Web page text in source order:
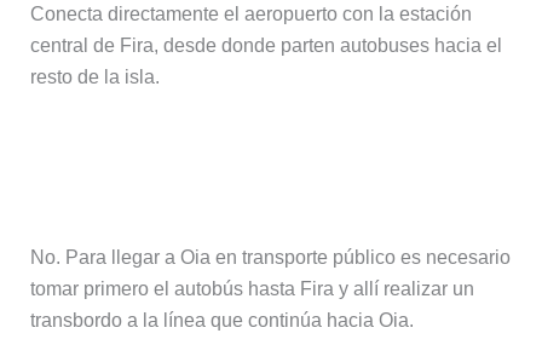
Conecta directamente el aeropuerto con la estación
central de Fira, desde donde parten autobuses hacia el
resto de la isla.
No. Para llegar a Oia en transporte público es necesario
tomar primero el autobús hasta Fira y allí realizar un
transbordo a la línea que continúa hacia Oia.